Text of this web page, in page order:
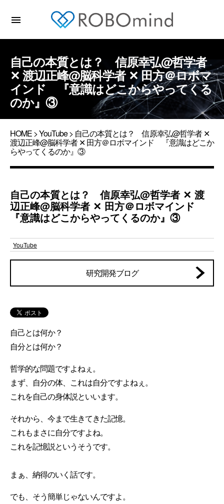
menu
自己の本質とは？ 信原幸弘@哲学者
✕ 渡辺正峰@脳科学者 ✕ 田方＠ロボマ
インド 『意識はどこからやってくる
のか』③
HOME>YouTube> 自己の本質とは？ 信原幸弘@哲学者 ✕
渡辺正峰@脳科学者 ✕ 田方＠ロボマインド 『意識はどこか
らやってくるのか』③
自己の本質とは？ 信原幸弘@哲学者 ✕ 渡
辺正峰@脳科学者 ✕ 田方＠ロボマインド
『意識はどこからやってくるのか』③
YouTube
研究開発ブログ
自己とは何か？
自分とは何か？
哲学的な問題ですよねぇ。
まず、自分の体、これは自分ですよねぇ。
これを自己の身体説といいます。
それから、今まで生きてきた記憶。
これもまさに自分ですよね。
これを記憶説というそうです。
まぁ、納得のいく話です。
でも、そう簡単じゃないんですよ。